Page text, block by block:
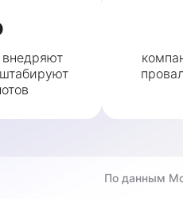
По данным